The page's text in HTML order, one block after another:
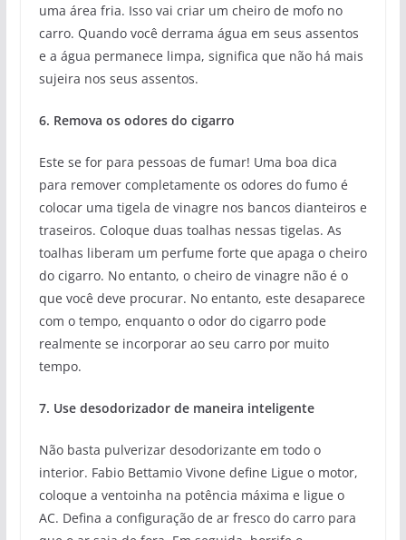
uma área fria. Isso vai criar um cheiro de mofo no
carro. Quando você derrama água em seus assentos
e a água permanece limpa, significa que não há mais
sujeira nos seus assentos.
6. Remova os odores do cigarro
Este se for para pessoas de fumar! Uma boa dica
para remover completamente os odores do fumo é
colocar uma tigela de vinagre nos bancos dianteiros e
traseiros. Coloque duas toalhas nessas tigelas. As
toalhas liberam um perfume forte que apaga o cheiro
do cigarro. No entanto, o cheiro de vinagre não é o
que você deve procurar. No entanto, este desaparece
com o tempo, enquanto o odor do cigarro pode
realmente se incorporar ao seu carro por muito
tempo.
7. Use desodorizador de maneira inteligente
Não basta pulverizar desodorizante em todo o
interior. Fabio Bettamio Vivone define Ligue o motor,
coloque a ventoinha na potência máxima e ligue o
AC. Defina a configuração de ar fresco do carro para